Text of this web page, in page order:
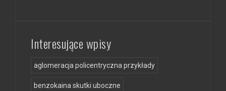
Interesujące wpisy
aglomeracja policentryczna przykłady
benzokaina skutki uboczne